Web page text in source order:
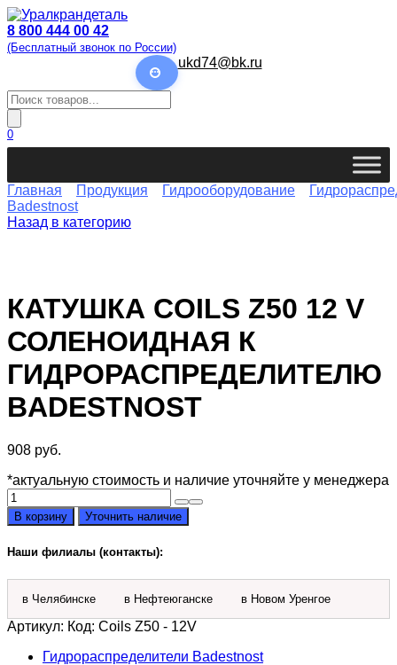
Перейти
к
содержанию
8 800 444 00 42
(Бесплатный звонок по России)
ukd74@bk.ru
Поиск
товаров
0
Главная Продукция Гидрооборудование
Badestnost
Назад в категорию
КАТУШКА COILS Z50 12 V
СОЛЕНОИДНАЯ К
ГИДРОРАСПРЕДЕЛИТЕЛЮ
BADESTNOST
908 руб.
*актуальную стоимость и наличие уточняйте у менеджера
Количество
товара
Катушка
Z50
соленоидная
к
гидрораспределителю
Badestnost
В корзину Уточнить наличие
Наши филиалы (контакты):
в Челябинске в Нефтеюганске в Новом Уренгое
Артикул: Код: Coils Z50 - 12V
Гидрораспределители Badestnost